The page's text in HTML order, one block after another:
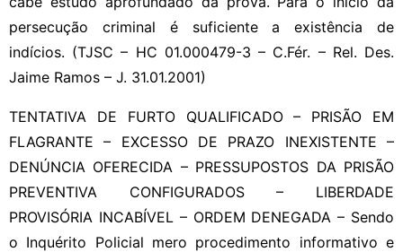
persecução criminal é suficiente a existência de
indícios. (TJSC – HC 01.000479-3 – C.Fér. – Rel. Des.
Jaime Ramos – J. 31.01.2001)
TENTATIVA DE FURTO QUALIFICADO – PRISÃO EM
FLAGRANTE – EXCESSO DE PRAZO INEXISTENTE –
DENÚNCIA OFERECIDA – PRESSUPOSTOS DA PRISÃO
PREVENTIVA CONFIGURADOS – LIBERDADE
PROVISÓRIA INCABÍVEL – ORDEM DENEGADA – Sendo
o Inquérito Policial mero procedimento informativo e